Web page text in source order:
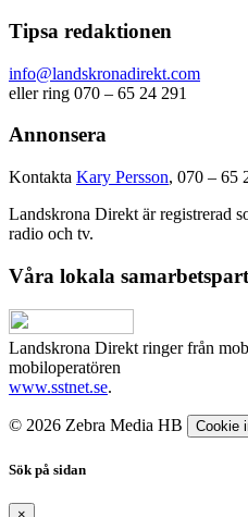
Tipsa redaktionen
info@landskronadirekt.com
eller ring 070 – 65 24 291
Annonsera
Kontakta Kary Persson, 070 – 65
Landskrona Direkt är registrerad
radio och tv.
Våra lokala
Landskrona Direkt ringer från
mobiloperatören
www.sstnet.se.
© 2026 Zebra Media HB Cookie
Sök på sidan